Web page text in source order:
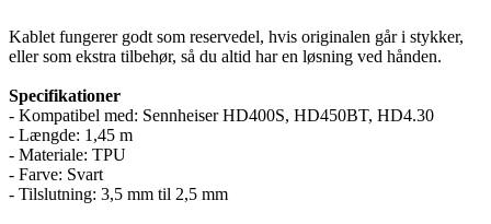
Kablet fungerer godt som reservedel, hvis originalen går i stykker,
eller som ekstra tilbehør, så du altid har en løsning ved hånden.
Specifikationer
- Kompatibel med: Sennheiser HD400S, HD450BT, HD4.30
- Længde: 1,45 m
- Materiale: TPU
- Farve: Svart
- Tilslutning: 3,5 mm til 2,5 mm